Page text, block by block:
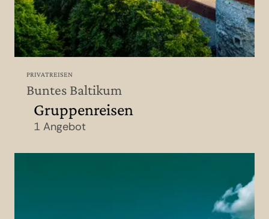
PRIVATREISEN
Buntes Baltikum
Gruppenreisen
1 Angebot